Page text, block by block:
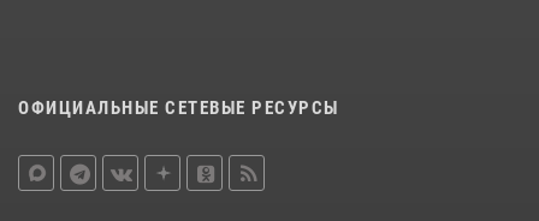
ОФИЦИАЛЬНЫЕ СЕТЕВЫЕ РЕСУРСЫ